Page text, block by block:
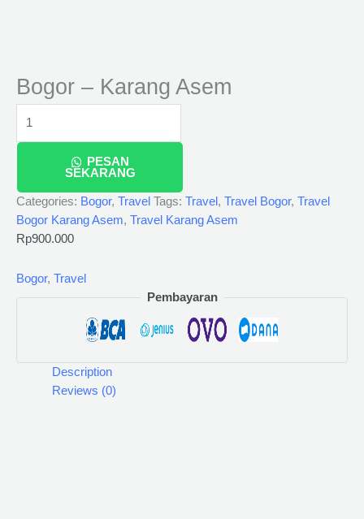
Bogor – Karang Asem
PESAN
SEKARANG
Categories: Bogor, Travel Tags: Travel , Travel Bogor, Travel
Bogor Karang Asem, Travel Karang Asem
Rp900.000
Bogor, Travel
Pembayaran
Description
Reviews (0)